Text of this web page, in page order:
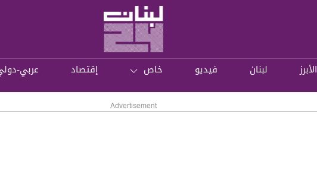
الأبرز لبنان فيديو خاص إقتصاد عربي-
Advertisement